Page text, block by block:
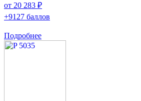
от 20 283 ₽
+9127 баллов
Подробнее